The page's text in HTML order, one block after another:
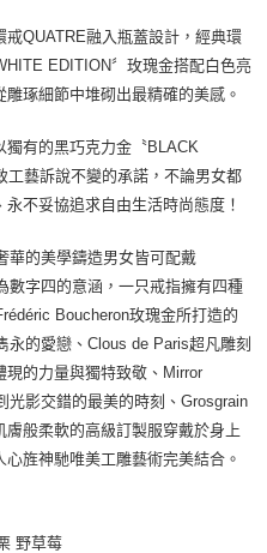
QUATRE融入瓶蓋設計，經典環
EDITION〞玫瑰金搭配白色亮
琢細節中堆砌出最精確的美感。
獨有的黑巧克力金〝BLACK
工藝訴說不變的承諾，不論男女都
不妥協追求自由生活時尚態度！
華的美學鑄造男女皆可配戴
數字四的意涵，一只戒指擁有四種
Boucheron玫瑰金所打造的
永的愛戀、Clous de Paris超凡雕刻
的力量與獨特致敬、Mirror
光影交錯的最美的時刻、Grosgrain
般柔軟的高級訂製服穿戴於身上
旌神馳唯美工雕藝術完美結合。
野草莓